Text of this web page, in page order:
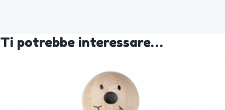
Ti potrebbe interessare…